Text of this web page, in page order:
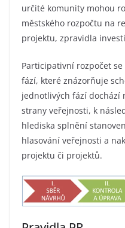
určité komunity mohou
městského rozpočtu na
projektu, zpravidla
Participativní rozpočet
fází, které znázorňuje
jednotlivých fází dochází
strany veřejnosti, k
hlediska splnění
hlasování veřejnosti a
projektu či projektů.